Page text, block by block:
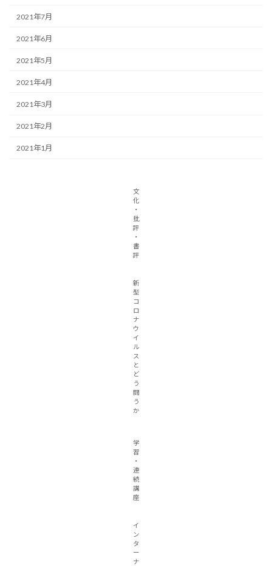
2021年7月
2021年6月
2021年5月
2021年4月
2021年3月
2021年2月
2021年1月
文
化
・
批
評
・
書
評
新
型
コ
ロ
ナ
ウ
イ
ル
ス
と
ど
う
闘
う
か
学
習
・
連
続
講
座
イ
ン
タ
ー
ナ